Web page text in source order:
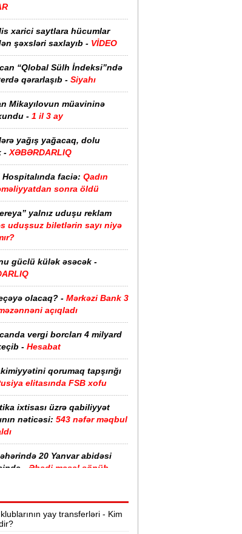
xarici saytlara hücumlar
şəxsləri saxlayıb - VİDEO
“Qlobal Sülh İndeksi”ndə
qərarlaşıb - Siyahı
Mikayılovun müavininə
- 1 il 3 ay
yağış yağacaq, dolu
- XƏBƏRDARLIQ
Hospitalında faciə: Qadın
sonra öldü
yalnız uduşu reklam
uduşsuz biletlərin sayı niyə
güclü külək əsəcək -
olacaq? - Mərkəzi Bank 3
açıqladı
vergi borcları 4 milyard
- Hesabat
qorumaq tapşırığı
elitasında FSB xofu
ixtisası üzrə qabiliyyət
nəticəsi: 543 nəfər məqbul
20 Yanvar abidəsi
- Əbədi məşəl sönüb
Səudiyyə Ərəbistanı və
imzalayıb -Birgə müdafiə
yay transferləri - Kim